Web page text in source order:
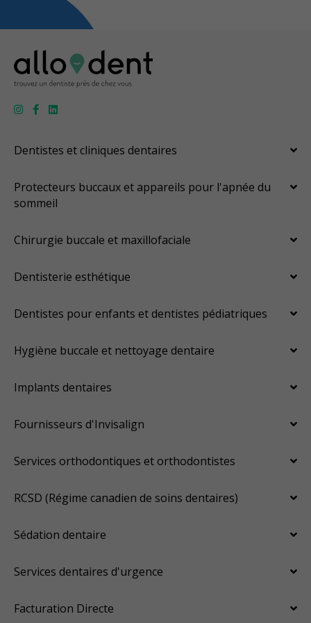
Dentistes et cliniques dentaires
Protecteurs buccaux et appareils pour l'apnée du
sommeil
Chirurgie buccale et maxillofaciale
Dentisterie esthétique
Dentistes pour enfants et dentistes pédiatriques
Hygiène buccale et nettoyage dentaire
Implants dentaires
Fournisseurs d'Invisalign
Services orthodontiques et orthodontistes
RCSD (Régime canadien de soins dentaires)
Sédation dentaire
Services dentaires d'urgence
Facturation Directe